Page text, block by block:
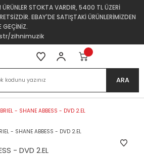
STOKTA VARDIR, 5400 TL ÜZERİ
EBAY'DE SATIŞTAKİ ÜRÜNLERİMİZDEN
GEÇİNİZ.
zihnimuzik
ARA
- SHANE ABBESS - DVD 2.EL
- DVD 2.EL